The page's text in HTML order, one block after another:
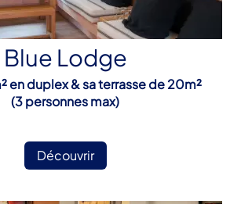
Blue Lodge
en duplex & sa terrasse de 20m²
(3 personnes max)
Découvrir